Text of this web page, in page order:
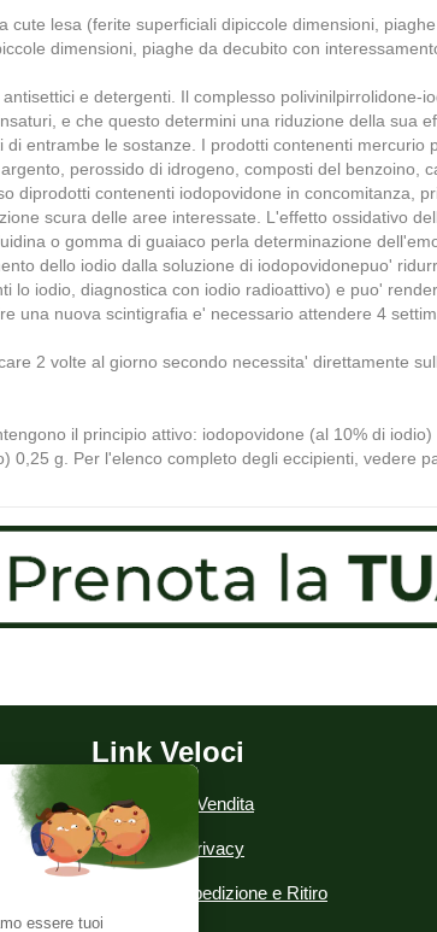
cute lesa (ferite superficiali dipiccole dimensioni,
dimensioni, piaghe da decubito con
e detergenti. Il complesso
e che questo determini una riduzione della
entrambe le sostanze. I prodotti contenenti
perossido di idrogeno, composti del
diprodotti contenenti iodopovidone in concomitanza,
scura delle aree interessate. L'effetto ossidativo
o gomma di guaiaco perla determinazione
dello iodio dalla soluzione di iodopovidonepuo'
lo iodio, diagnostica con iodio radioattivo) e puo'
una nuova scintigrafia e' necessario attendere 4
2 volte al giorno secondo necessita' direttamente
il principio attivo: iodopovidone (al 10% di
0,25 g. Per l'elenco completo degli eccipienti, vedere
Link Veloci
Condizioni di Vendita
Informativa Privacy
Modalità di Spedizione e Ritiro